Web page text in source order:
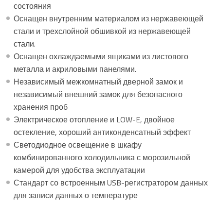
состояния
Оснащен внутренним материалом из нержавеющей
стали и трехслойной обшивкой из нержавеющей
стали.
Оснащен охлаждаемыми ящиками из листового
металла и акриловыми панелями.
Независимый межкомнатный дверной замок и
независимый внешний замок для безопасного
хранения проб
Электрическое отопление и LOW-E, двойное
остекление, хороший антиконденсатный эффект
Светодиодное освещение в шкафу
комбинированного холодильника с морозильной
камерой для удобства эксплуатации
Стандарт со встроенным USB-регистратором данных
для записи данных о температуре